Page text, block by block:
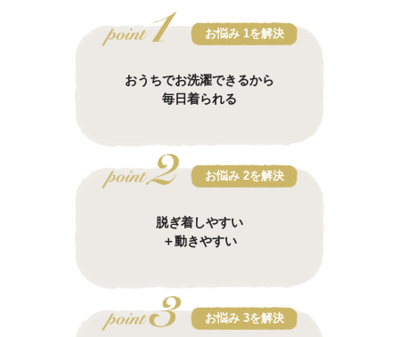
お悩み 1を解決
おうちでお洗濯できるから
毎日着られる
お悩み 2を解決
脱ぎ着しやすい
＋動きやすい
お悩み 3を解決